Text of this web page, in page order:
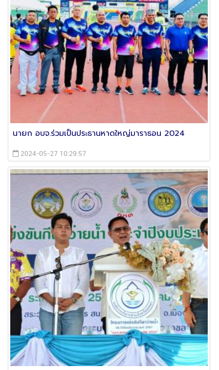
นายก​ อบจ.ร่วมเป็นประธานหาดใหญ่มาราธอน 2024
2024-05-27 10:29:57